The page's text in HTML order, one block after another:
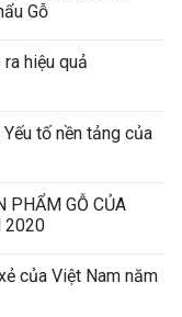
Gỗ
hiệu quả
tố nền tảng của
PHẨM GỖ CỦA
2020
của Việt Nam năm